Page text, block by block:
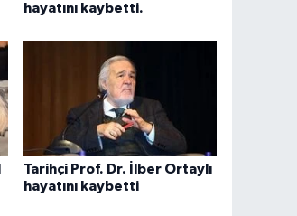
hayatını kaybetti.
Tarihçi Prof. Dr. İlber Ortaylı
hayatını kaybetti